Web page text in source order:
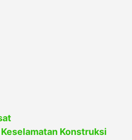
Konstruksi